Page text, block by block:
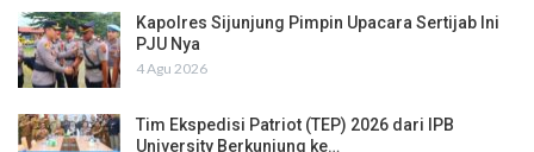
Kapolres Sijunjung Pimpin Upacara Sertijab Ini
PJU Nya
4 Agu 2026
Tim Ekspedisi Patriot (TEP) 2026 dari IPB
University Berkunjung ke…